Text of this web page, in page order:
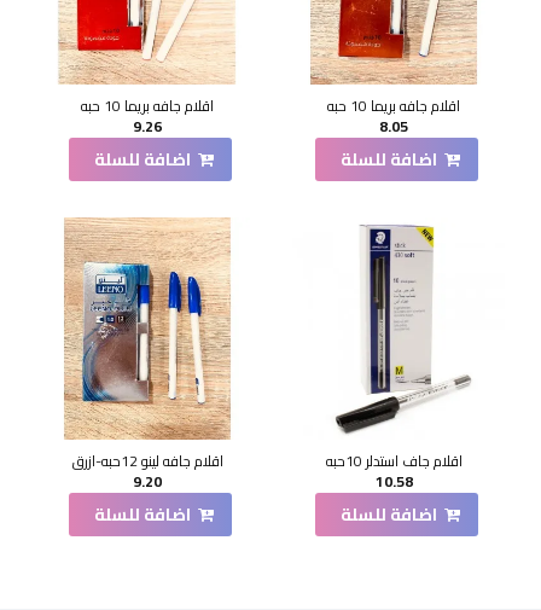
اقلام جافه بريما 10 حبه
8.05
اضافة للسلة
اقلام جافه بريما 10 حبه
9.26
اضافة للسلة
اقلام جاف استدلر 10حبه
10.58
اضافة للسلة
اقلام جافه لينو 12حبه-ازرق
9.20
اضافة للسلة